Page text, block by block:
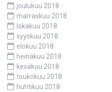
joulukuu 2018
marraskuu 2018
lokakuu 2018
syyskuu 2018
elokuu 2018
heinäkuu 2018
kesäkuu 2018
toukokuu 2018
huhtikuu 2018